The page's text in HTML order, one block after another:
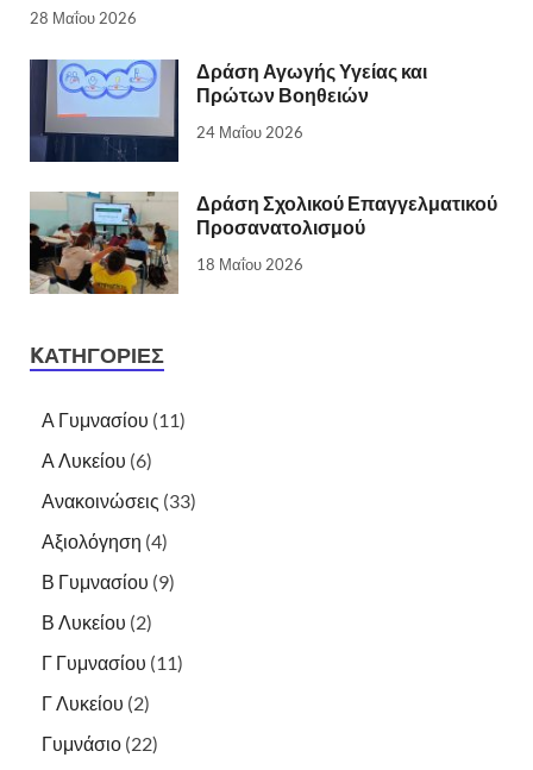
28 Μαΐου 2026
Δράση Αγωγής Υγείας και
Πρώτων Βοηθειών
24 Μαΐου 2026
Δράση Σχολικού Επαγγελματικού
Προσανατολισμού
18 Μαΐου 2026
KΑΤΗΓΟΡΊΕΣ
Α Γυμνασίου (11)
Α Λυκείου (6)
Ανακοινώσεις (33)
Αξιολόγηση (4)
Β Γυμνασίου (9)
Β Λυκείου (2)
Γ Γυμνασίου (11)
Γ Λυκείου (2)
Γυμνάσιο (22)